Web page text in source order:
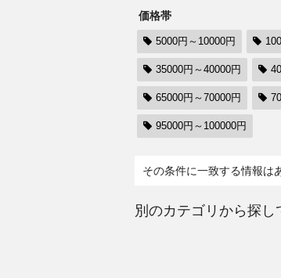
価格帯
5000円～10000円
35000円～40000円
65000円～70000円
95000円～100000円
その条件に一致する情報は
別のカテゴリから探し